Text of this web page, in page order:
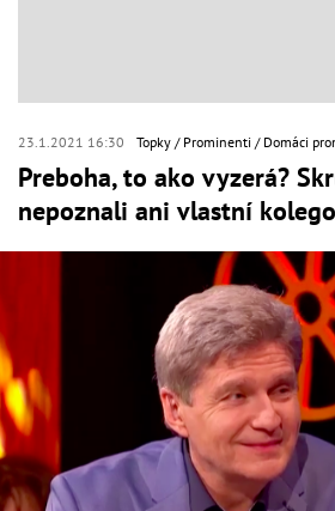
23.1.2021 16:30 Topky Prominenti Domáci
Preboha, to ako vyzerá?
nepoznali ani vlastní